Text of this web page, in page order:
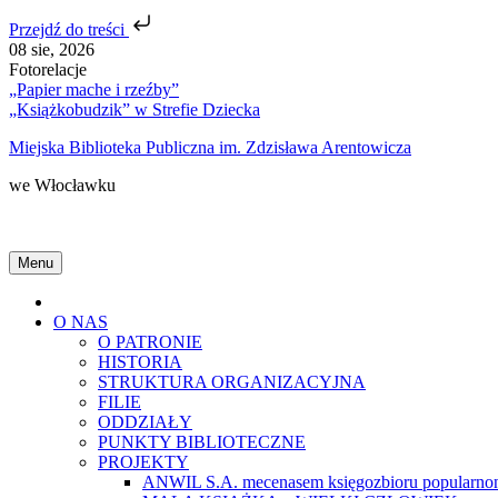
Przejdź do treści
Skip
to
content
08 sie, 2026
Fotorelacje
„Papier mache i rzeźby”
„Książkobudzik” w Strefie Dziecka
Miejska Biblioteka Publiczna im. Zdzisława Arentowicza
we Włocławku
Menu
O NAS
O PATRONIE
HISTORIA
STRUKTURA ORGANIZACYJNA
FILIE
ODDZIAŁY
PUNKTY BIBLIOTECZNE
PROJEKTY
ANWIL S.A. mecenasem księgozbioru